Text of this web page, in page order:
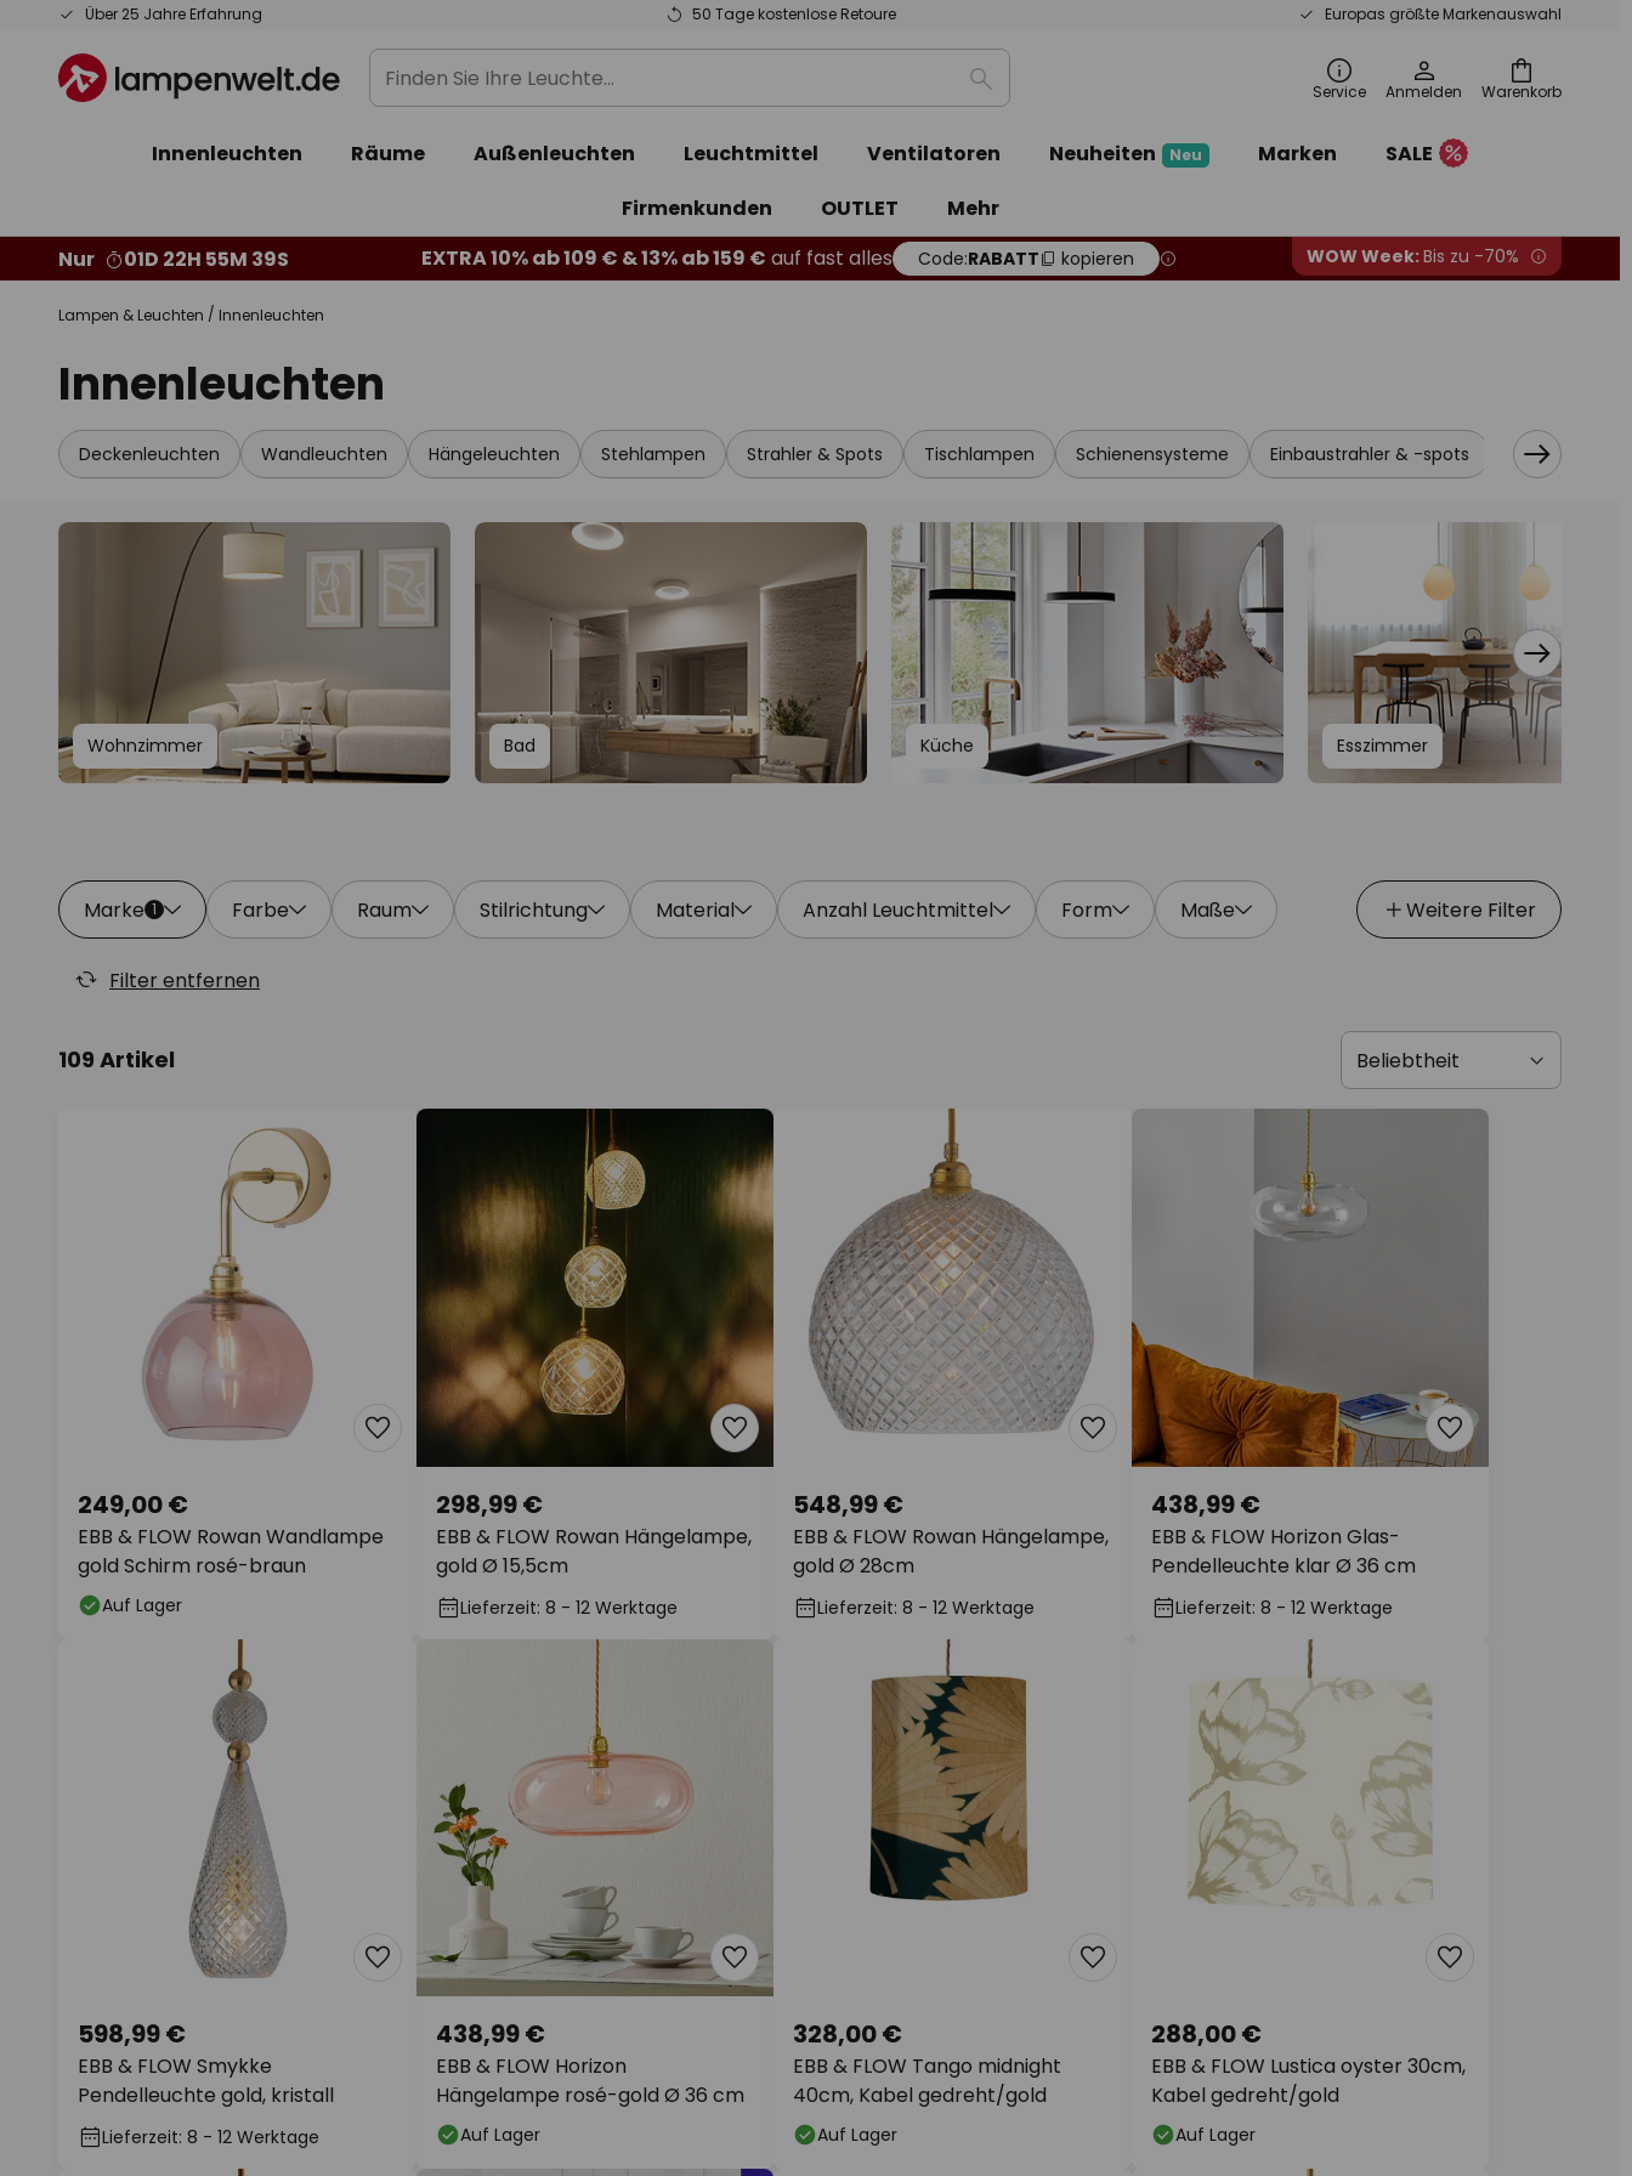
Über 25 Jahre Erfahrung 50 Tage kostenlose Retoure Europas größte Markenauswahl
Zum
springen
Warenkorb
Finden
Sie
Leuchte...
Suche Service Anmelden
Innenleuchten Räume Außenleuchten Leuchtmittel Ventilatoren Neuheiten Neu Marken
SALE
Firmenkunden
OUTLET
Mehr
Nur
01D 22H 55M 38S EXTRA 10% ab 109 € & 13% ab 159 € auf fast alles Code:RABATT kopieren WOW Week:Bis zu -70%
Lampen & Leuchten Innenleuchten
Innenleuchten
Deckenleuchten Wandleuchten Hängeleuchten Stehlampen Strahler & Spots Tischlampen Schienensysteme Einbaustrahler & -spots Schrank- &
Wohnzimmer Bad Küche Esszimmer
Marke 1 Farbe Raum Stilrichtung Material Anzahl Leuchtmittel Form Maße Weitere Filter
Filter entfernen
109 Artikel
EBB & FLOW Rowan Wandlampe
gold Schirm rosé-braun
249,00 €
Auf Lager
EBB & FLOW Rowan Hängelampe,
gold Ø 15,5cm
298,99 €
Lieferzeit: 8 - 12 Werktage
EBB & FLOW Rowan Hängelampe,
gold Ø 28cm
548,99 €
Lieferzeit: 8 - 12 Werktage
EBB & FLOW Horizon Glas-
Pendelleuchte klar Ø 36 cm
438,99 €
Lieferzeit: 8 - 12 Werktage
EBB & FLOW Smykke
Pendelleuchte gold, kristall
598,99 €
Lieferzeit: 8 - 12 Werktage
EBB & FLOW Horizon
Hängelampe rosé-gold Ø 36 cm
438,99 €
Auf Lager
EBB & FLOW Tango midnight
40cm, Kabel gedreht/gold
328,00 €
Auf Lager
EBB & FLOW Lustica oyster 30cm,
Kabel gedreht/gold
288,00 €
Auf Lager